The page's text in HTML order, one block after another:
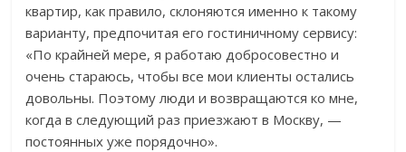
квартир, как правило, склоняются именно к такому
варианту, предпочитая его гостиничному сервису:
«По крайней мере, я работаю добросовестно и
очень стараюсь, чтобы все мои клиенты остались
довольны. Поэтому люди и возвращаются ко мне,
когда в следующий раз приезжают в Москву, —
постоянных уже порядочно».